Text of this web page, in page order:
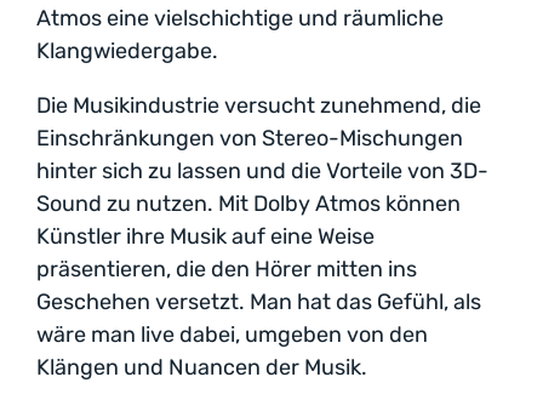
Atmos eine vielschichtige und räumliche
Klangwiedergabe.
Die Musikindustrie versucht zunehmend, die
Einschränkungen von Stereo-Mischungen
hinter sich zu lassen und die Vorteile von 3D-
Sound zu nutzen. Mit Dolby Atmos können
Künstler ihre Musik auf eine Weise
präsentieren, die den Hörer mitten ins
Geschehen versetzt. Man hat das Gefühl, als
wäre man live dabei, umgeben von den
Klängen und Nuancen der Musik.